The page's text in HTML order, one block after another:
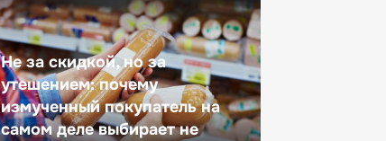
Не за скидкой, но за
утешением: почему
измученный покупатель на
самом деле выбирает не